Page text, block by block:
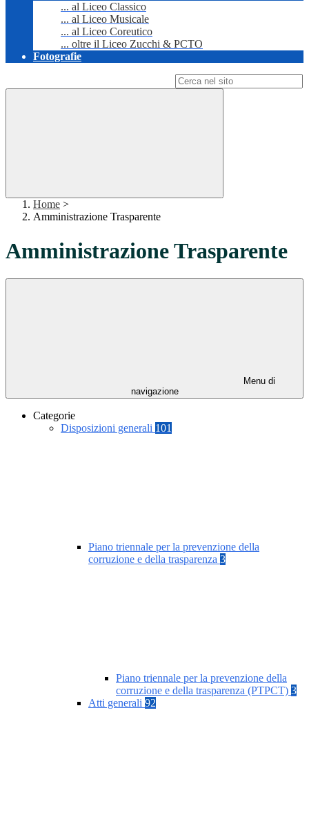
... al Liceo Classico
... al Liceo Musicale
... al Liceo Coreutico
... oltre il Liceo Zucchi & PCTO
Fotografie
Home >
Amministrazione Trasparente
Amministrazione Trasparente
Menu di
navigazione
Categorie
Disposizioni generali 101
Piano triennale per la prevenzione della
corruzione e della trasparenza 3
Piano triennale per la prevenzione della
corruzione e della trasparenza (PTPCT) 3
Atti generali 92